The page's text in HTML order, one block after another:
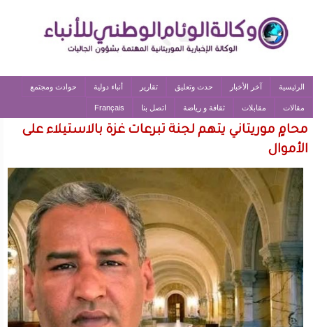
الرئيسية آخر الأخبار حدث وتعليق تقارير أنباء دولية حوادث ومجتمع
مقالات مقابلات ثقافة و رياضة اتصل بنا Français
محامٍ موريتاني يتهم لجنة تبرعات غزة بالاستيلاء على
الأموال